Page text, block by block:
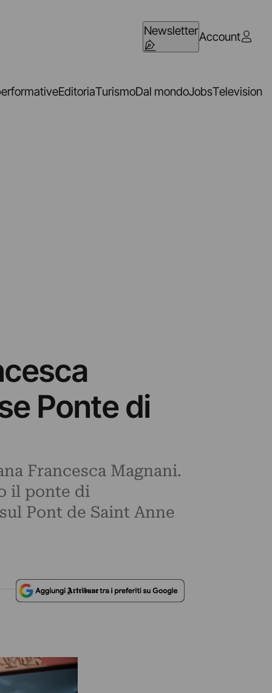
NewsletterAccount
EditoriaTurismoDal mondoJobsTelevision
Ponte di
Francesca Magnani.
il ponte di
Pont de Saint Anne